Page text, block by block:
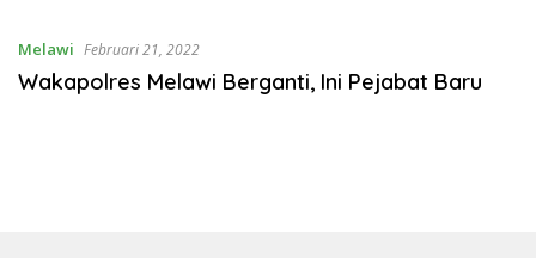
Melawi Februari 21, 2022
Wakapolres Melawi Berganti, Ini Pejabat Baru